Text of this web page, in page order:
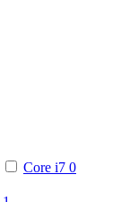
Core i7 0